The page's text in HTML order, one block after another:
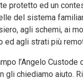
protetto ed un
del sistema
agli schemi, ai
agli strati più
l’Angelo Custode
chiediamo aiuto.